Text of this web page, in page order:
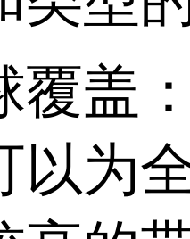
：
以为